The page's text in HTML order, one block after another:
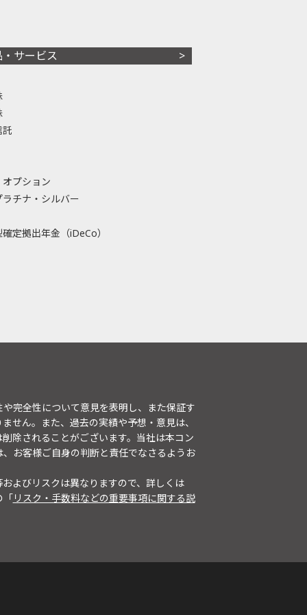
・サービス
託
プション
ラチナ・シルバー
定拠出年金（iDeCo）
完全性について意見を表明し、また保証す
せん。また、過去の実績や予想・意見は、
除されることがございます。当社は本コン
お客様ご自身の判断と責任でなさるようお
よびリスクは異なりますので、詳しくは
「リスク・手数料などの重要事項に関する説